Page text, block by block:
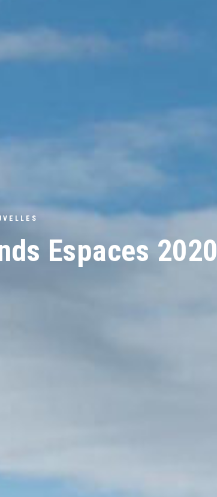
Espaces 2020